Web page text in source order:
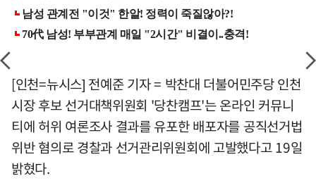
[인천=뉴시스] 전예준 기자 = 박찬대 더불어민주당 인천
시장 후보 선거대책위원회 '당찬캠프'는 온라인 커뮤니
티에 허위 여론조사 결과를 유포한 배포자를 공직선거법
위반 혐의로 경찰과 선거관리위원회에 고발했다고 19일
밝혔다.